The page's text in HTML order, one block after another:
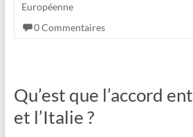
Européenne
0 Commentaires
Qu’est que l’accord
et l’Italie ?